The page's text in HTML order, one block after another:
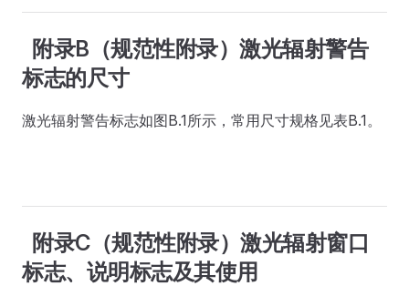
附录B（规范性附录）激光辐射警告
标志的尺寸
激光辐射警告标志如图B.1所示，常用尺寸规格见表B.1。
附录C（规范性附录）激光辐射窗口
标志、说明标志及其使用